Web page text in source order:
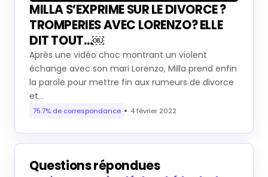
MILLA S’EXPRIME SUR LE DIVORCE ?
TROMPERIES AVEC LORENZO? ELLE
DIT TOUT…￼
Après une vidéo choc montrant un violent
échange avec son mari Lorenzo, Milla prend enfin
la parole pour mettre fin aux rumeurs de divorce
et…
75.7% de correspondance 4 février 2022
Questions répondues